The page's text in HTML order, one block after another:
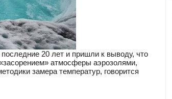
20 лет и пришли к выводу, что
атмосферы аэрозолями,
замера температур, говорится